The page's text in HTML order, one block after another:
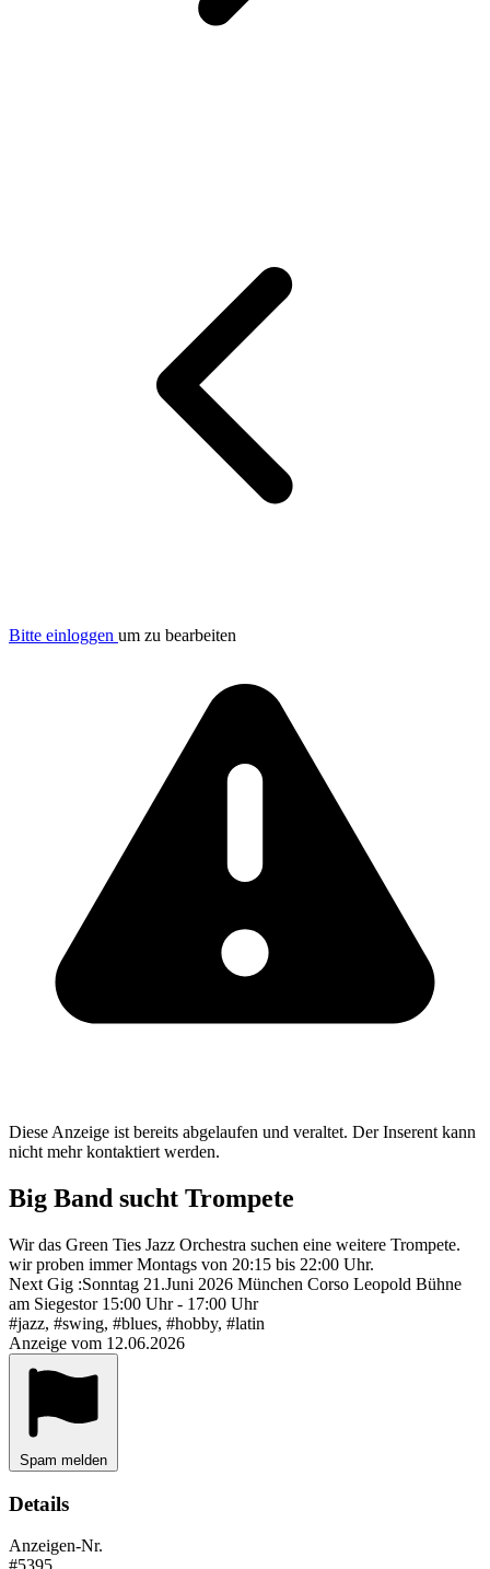
Bitte einloggen um zu bearbeiten
Diese Anzeige ist bereits abgelaufen und veraltet. Der Inserent kann
nicht mehr kontaktiert werden.
Big Band sucht Trompete
Wir das Green Ties Jazz Orchestra suchen eine weitere Trompete.
wir proben immer Montags von 20:15 bis 22:00 Uhr.
Next Gig :Sonntag 21.Juni 2026 München Corso Leopold Bühne
am Siegestor 15:00 Uhr - 17:00 Uhr
#jazz, #swing, #blues, #hobby, #latin
Anzeige vom 12.06.2026
Spam melden
Details
Anzeigen-Nr.